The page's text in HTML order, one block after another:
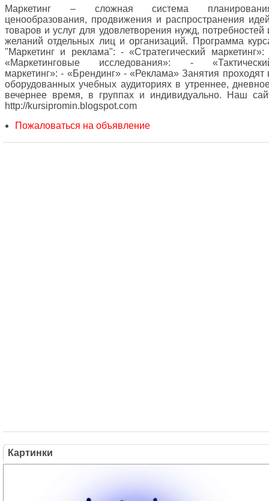
Маркетинг – сложная система
ценообразования, продвижения и распространения
товаров и услуг для удовлетворения нужд, потребностей
желаний отдельных лиц и организаций. Программа
"Маркетинг и реклама": - «Стратегический маркетинг»:
«Маркетинговые исследования»: -
маркетинг»: - «Брендинг» - «Реклама» Занятия проходят
оборудованных учебных аудиториях в утреннее,
вечернее время, в группах и индивидуально. Наш
http://kursipromin.blogspot.com
Пожаловаться на объявление
Картинки